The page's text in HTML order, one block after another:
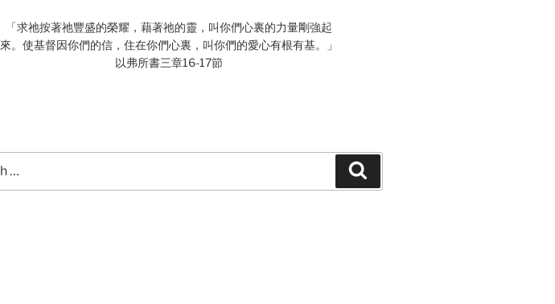
「求祂按著祂豐盛的榮耀，藉著祂的靈，叫你們心裏的力量剛強起
來。使基督因你們的信，住在你們心裏，叫你們的愛心有根有基。」
以弗所書三章16-17節